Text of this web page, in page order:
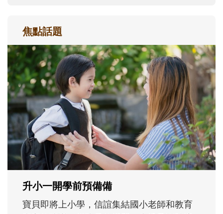
焦點話題
和孩子一起長大的那個男人│讀懂父親的
不同模樣
沒有人天生就擅長當爸爸！男人總是在一次
次「前所未有」的體驗中，跟著孩子一起長
大。從給予安全感的肢體遊戲，到獨立自
主、角色認同及解決問題的能力養成。爸爸
正嘗試用不同的模樣，參與孩子每個重要的